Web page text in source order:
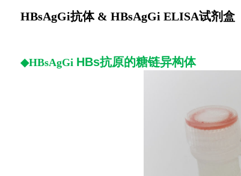
HBsAgGi抗体 & HBsAgGi ELISA试剂盒
◆HBsAgGi HBs抗原的糖链异构体